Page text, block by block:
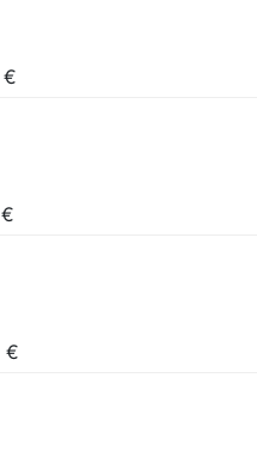
€
€
€